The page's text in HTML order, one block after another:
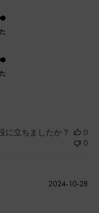
に立ちましたか？
0
0
公
2024-10-28